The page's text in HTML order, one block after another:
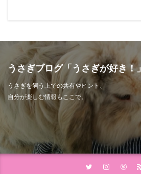
うさぎブログ「うさぎが好き！」
うさぎを飼う上での共有やヒント、
自分が楽しむ情報もここで。